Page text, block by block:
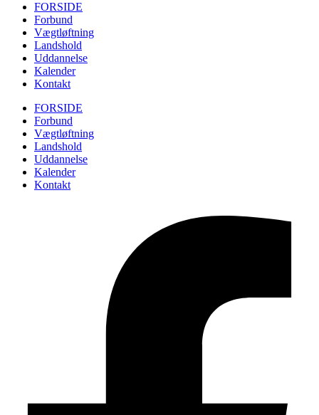
FORSIDE
Forbund
Vægtløftning
Landshold
Uddannelse
Kalender
Kontakt
FORSIDE
Forbund
Vægtløftning
Landshold
Uddannelse
Kalender
Kontakt